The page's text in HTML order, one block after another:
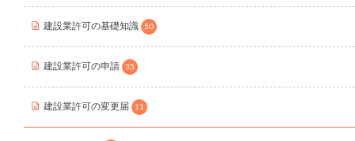
建設業許可の基礎知識 50
建設業許可の申請 35
建設業許可の変更届 11